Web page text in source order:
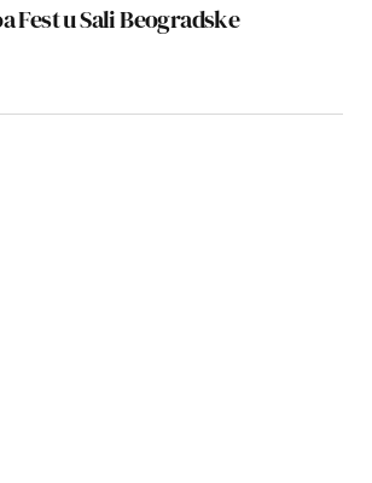
Fest u Sali Beogradske